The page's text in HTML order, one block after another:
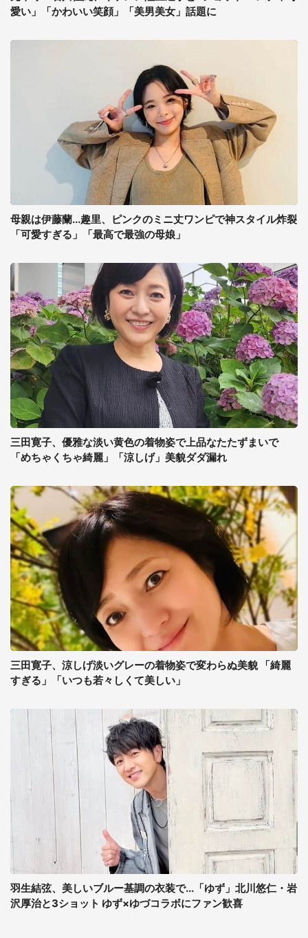
愛い」「かわいい笑顔」「美男美女」話題に
母親は伊藤蘭...趣里、ピンクのミニ丈ワンピで神スタイル炸裂
「可愛すぎる」「最高で最強の母娘」
三田寛子、優雅な淡い黄色の着物姿で上品なたたずまいで
「めちゃくちゃ綺麗」「涼しげ」美貌ダダ漏れ
三田寛子、涼しげ淡いグレーの着物姿で変わらぬ美貌 「綺麗
すぎる」「いつも若々しくて美しい」
羽生結弦、美しいブルー基調の衣装で...「ゆず」北川悠仁・岩
沢厚治と3ショット ゆず×ゆづコラボにファン歓喜